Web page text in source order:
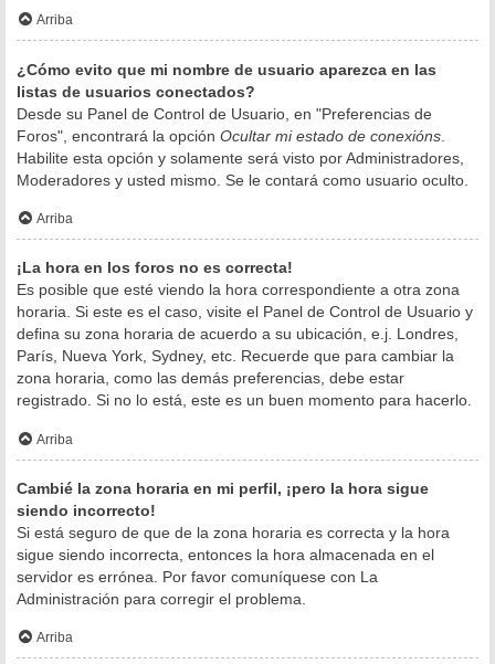
Arriba
¿Cómo evito que mi nombre de usuario aparezca en las
listas de usuarios conectados?
Desde su Panel de Control de Usuario, en "Preferencias de
Foros", encontrará la opción Ocultar mi estado de conexións
Habilite esta opción y solamente será visto por Administradores,
Moderadores y usted mismo. Se le contará como usuario oculto.
Arriba
¡La hora en los foros no es correcta!
Es posible que esté viendo la hora correspondiente a otra zona
horaria. Si este es el caso, visite el Panel de Control de Usuario y
defina su zona horaria de acuerdo a su ubicación, e.j. Londres,
París, Nueva York, Sydney, etc. Recuerde que para cambiar la
zona horaria, como las demás preferencias, debe estar
registrado. Si no lo está, este es un buen momento para hacerlo.
Arriba
Cambié la zona horaria en mi perfil, ¡pero la hora sigue
siendo incorrecto!
Si está seguro de que de la zona horaria es correcta y la hora
sigue siendo incorrecta, entonces la hora almacenada en el
servidor es errónea. Por favor comuníquese con La
Administración para corregir el problema.
Arriba